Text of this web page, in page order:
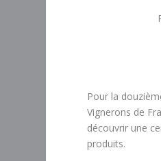
Pour la
Vignerons de
découvrir une
produits.